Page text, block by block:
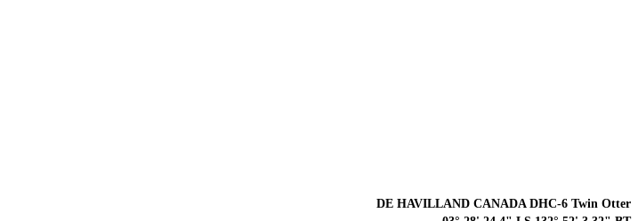
DE HAVILLAND CANADA DHC-6 Twin Otter